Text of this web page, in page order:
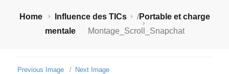
Home Influence des TICs /Portable et charge
mentale
Montage_Scroll_Snapchat
Previous Image Next Image